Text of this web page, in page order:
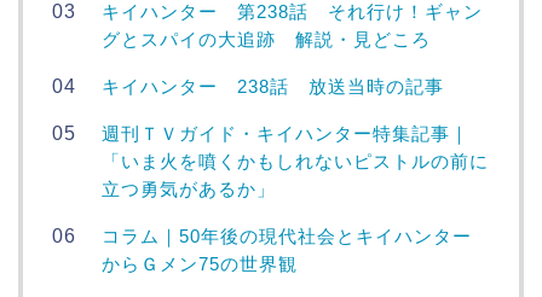
キイハンター 第238話 それ行け！ギャン
グとスパイの大追跡 解説・見どころ
キイハンター 238話 放送当時の記事
週刊ＴＶガイド・キイハンター特集記事｜
「いま火を噴くかもしれないピストルの前に
立つ勇気があるか」
コラム｜50年後の現代社会とキイハンター
からＧメン75の世界観